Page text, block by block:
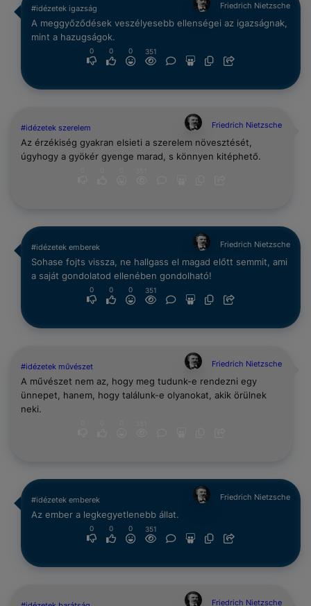
#idézetek igazság Friedrich Nietzsche
A meggyőződések veszélyesebb ellenségei az igazságnak,
mint a hazugságok.
0 0 0 351
#idézetek szerelem Friedrich Nietzsche
Az érzékiség gyakran elsieti a szerelem növesztését,
úgyhogy a gyökér gyenge marad, s könnyen kitéphető.
#idézetek emberek Friedrich Nietzsche
Sohase fojts vissza, ne hallgass el magad előtt semmit, ami
a saját gondolatod ellenében gondolható!
0 0 0 351
#idézetek művészet Friedrich Nietzsche
A művészet nem az, hogy meg tudunk-e rendezni egy
ünnepet, hanem, hogy találunk-e olyanokat, akik örülnek
neki.
#idézetek emberek Friedrich Nietzsche
Az ember a legkegyetlenebb állat.
0 0 0 351
Friedrich Nietzsche